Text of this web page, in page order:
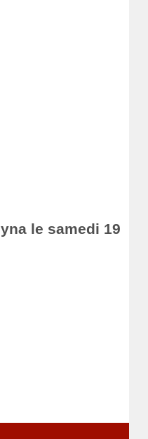
le samedi 19